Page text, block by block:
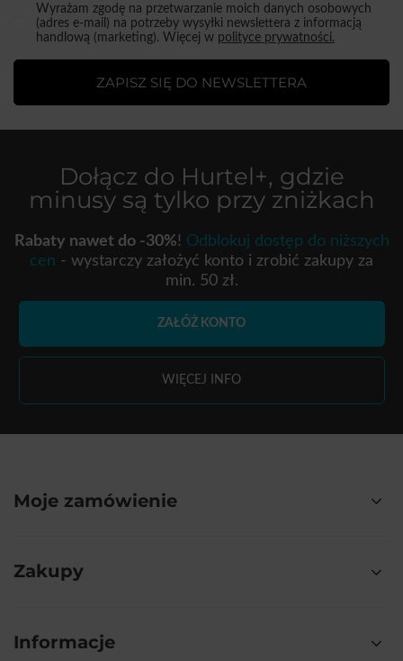
Wyrażam zgodę na przetwarzanie moich danych osobowych
(adres e-mail) na potrzeby wysyłki newslettera z informacją
handlową (marketing). Więcej w polityce prywatności.
ZAPISZ SIĘ DO NEWSLETTERA
Dołącz do Hurtel+, gdzie
minusy są tylko przy zniżkach
Rabaty nawet do -30%! Odblokuj dostęp do niższych
cen - wystarczy założyć konto i zrobić zakupy za
min. 50 zł.
ZAŁÓŻ KONTO
WIĘCEJ INFO
Moje zamówienie
Zakupy
Informacje